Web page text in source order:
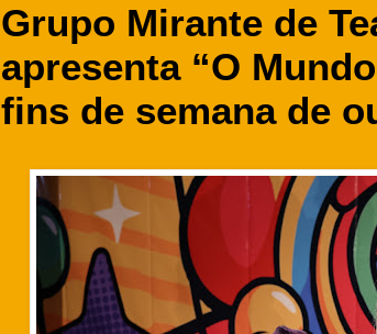
Grupo Mirante de
apresenta “O
fins de semana de